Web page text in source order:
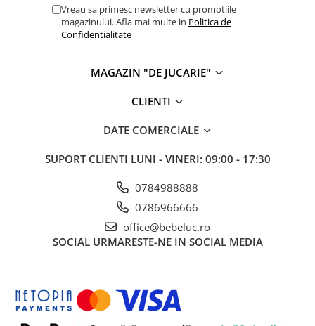
Cadou copii 7 ani
Cadou copii 8 ani
Cadou copii 10 ani
Penar baieti
Caserola compartimentata copii
Etui Ochelari
Ghiozdan fete
Papetarie
Vreau sa primesc newsletter cu promotiile
magazinului. Afla mai multe in Politica de
Confidentialitate
MAGAZIN "DE JUCARIE"
CLIENTI
DATE COMERCIALE
SUPORT CLIENTI LUNI - VINERI: 09:00 - 17:30
0784988888
0786966666
office@bebeluc.ro
SOCIAL URMARESTE-NE IN SOCIAL MEDIA